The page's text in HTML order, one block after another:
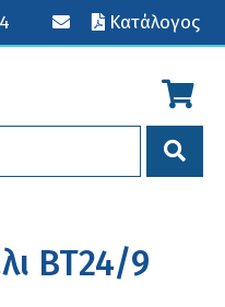
Κατάλογος
BT24/9